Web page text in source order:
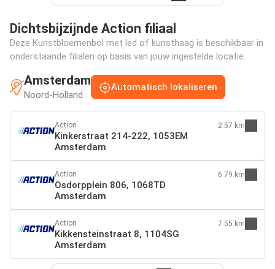
Dichtsbijzijnde Action filiaal
Deze Kunstbloemenbol met led of kunsthaag is beschikbaar in
onderstaande filialen op basis van jouw ingestelde locatie:
Amsterdam
Noord-Holland
Automatisch lokaliseren
Action
Kinkerstraat 214-222, 1053EM
Amsterdam
2.57 km
Action
Osdorpplein 806, 1068TD
Amsterdam
6.79 km
Action
Kikkensteinstraat 8, 1104SG
Amsterdam
7.55 km